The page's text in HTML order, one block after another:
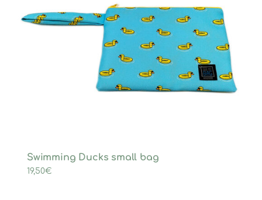
Swimming Ducks small bag
19,50€